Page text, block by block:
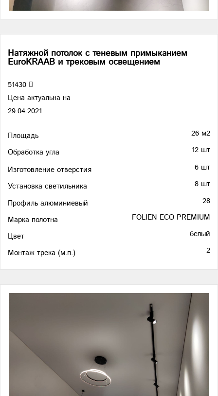
Натяжной потолок с теневым примыканием
EuroKRAAB и трековым освещением
51430
Цена актуальна на
29.04.2021
Площадь
26 м2
Обработка угла
12 шт
Изготовление отверстия
6 шт
Установка светильника
8 шт
Профиль алюминиевый
28
Марка полотна
FOLIEN ECO PREMIUM
Цвет
белый
Монтаж трека (м.п.)
2